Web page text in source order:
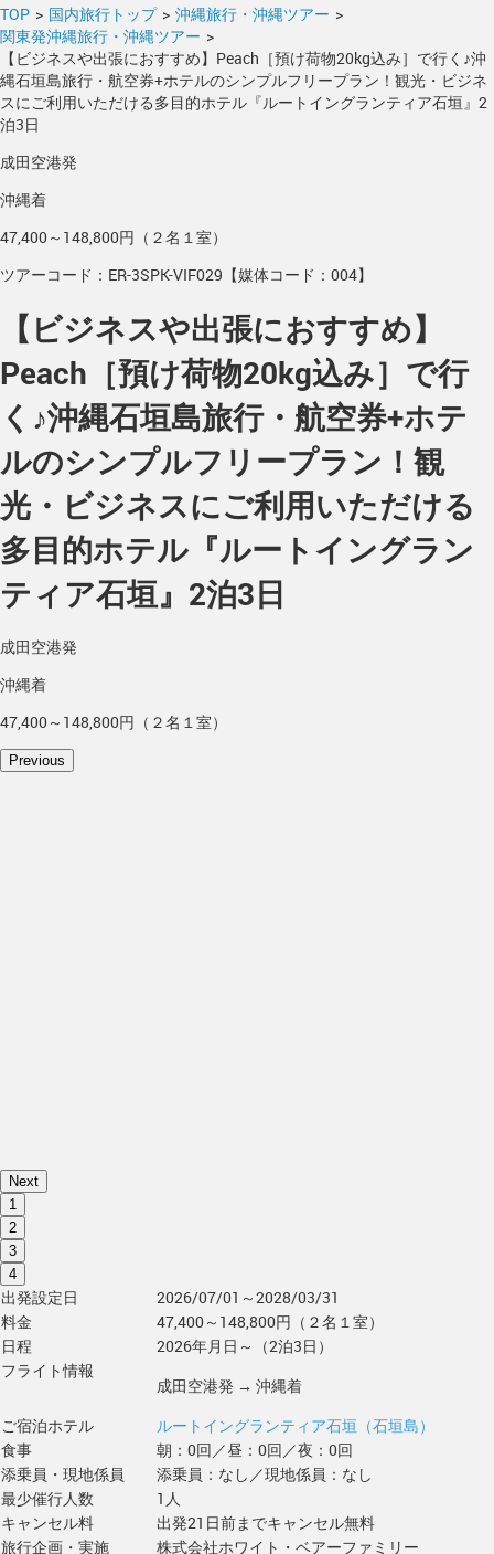
TOP > 国内旅行トップ > 沖縄旅行・沖縄ツアー >
関東発沖縄旅行・沖縄ツアー >
【ビジネスや出張におすすめ】Peach［預け荷物20kg込み］で行く♪沖
縄石垣島旅行・航空券+ホテルのシンプルフリープラン！観光・ビジネ
スにご利用いただける多目的ホテル『ルートイングランティア石垣』2
泊3日
成田空港発
沖縄着
47,400～148,800円（２名１室）
ツアーコード：ER-3SPK-VIF029【媒体コード：004】
【ビジネスや出張におすすめ】
Peach［預け荷物20kg込み］で行
く♪沖縄石垣島旅行・航空券+ホテ
ルのシンプルフリープラン！観
光・ビジネスにご利用いただける
多目的ホテル『ルートイングラン
ティア石垣』2泊3日
成田空港発
沖縄着
47,400～148,800円（２名１室）
Previous
Next
1
2
3
4
出発設定日
2026/07/01～2028/03/31
料金
47,400～148,800円（２名１室）
日程
2026年月日～（2泊3日）
フライト情報
成田空港発 → 沖縄着
ご宿泊ホテル
ルートイングランティア石垣（石垣島）
食事
朝：0回／昼：0回／夜：0回
添乗員・現地係員
添乗員：なし／現地係員：なし
最少催行人数
1人
キャンセル料
出発21日前までキャンセル無料
旅行企画・実施
株式会社ホワイト・ベアーファミリー